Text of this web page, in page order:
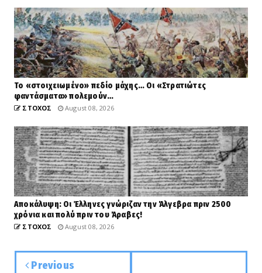
Το «στοιχειωμένο» πεδίο μάχης… Οι «Στρατιώτες
φαντάσματα» πολεμούν…
ΣΤΟΧΟΣ August 08, 2026
Αποκάλυψη: Οι Έλληνες γνώριζαν την Άλγεβρα πριν 2500
χρόνια και πολύ πριν του Άραβες!
ΣΤΟΧΟΣ August 08, 2026
Previous